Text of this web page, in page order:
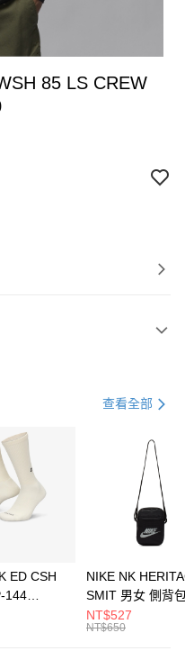
85 LS CREW
21家銀行
第一商業銀行
彰化商業銀行
查看全部
ED CSH
144
女 短統襪
NIKE NK
SMIT 男女 側背
BA5871010
NT$527
NT$650